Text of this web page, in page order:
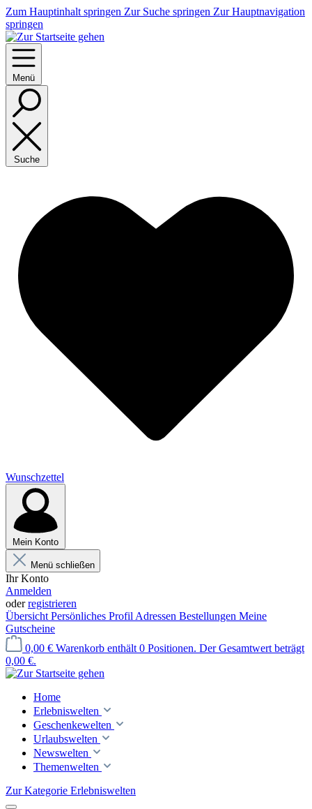
Zum Hauptinhalt springen Zur Suche springen Zur Hauptnavigation
springen
Menü
Suche
Wunschzettel
Mein Konto
Menü schließen
Ihr Konto
Anmelden
oderregistrieren
Übersicht Persönliches Profil Adressen Bestellungen Meine
Gutscheine
0,00 € Warenkorb enthält 0 Positionen. Der Gesamtwert beträgt
0,00 €.
Home
Erlebniswelten
Geschenkewelten
Urlaubswelten
Newswelten
Themenwelten
Zur Kategorie Erlebniswelten